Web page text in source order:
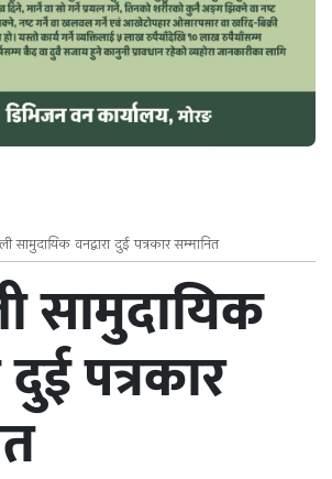
सामुदायिक वनद्वारा दुई पत्रकार सम्मानित
सामुदायिक
दुई पत्रकार